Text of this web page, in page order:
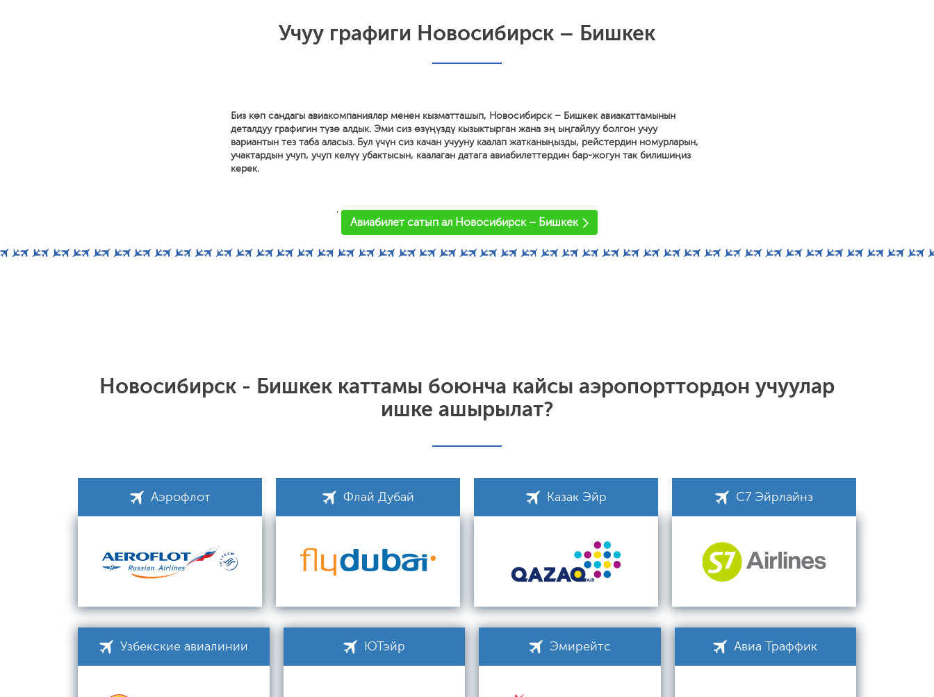
Учуу графиги Новосибирск – Бишкек
Биз көп сандагы авиакомпаниялар менен кызматташып, Новосибирск – Бишкек авиакаттамынын
деталдуу графигин түзө алдык. Эми сиз өзүңүздү кызыктырган жана эң ыңгайлуу болгон учуу
вариантын тез таба аласыз. Бул үчүн сиз качан учууну каалап жатканыңызды, рейстердин номурларын,
учактардын учуп, учуп келүү убактысын, каалаган датага авиабилеттердин бар-жогун так билишиңиз
керек.
'
Авиабилет сатып ал Новосибирск – Бишкек
Новосибирск - Бишкек каттамы боюнча кайсы аэропорттордон учуулар
ишке ашырылат?
Аэрофлот Флай Дубай Казак Эйр С7 Эйрлайнз
Узбекские авиалинии ЮТэйр Эмирейтс Авиа Траффик